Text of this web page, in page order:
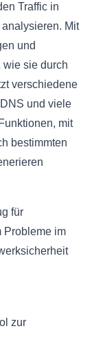
Traffic in
Mit
und
wie sie durch
verschiedene
und viele
mit
bestimmten
für
Probleme im
zur